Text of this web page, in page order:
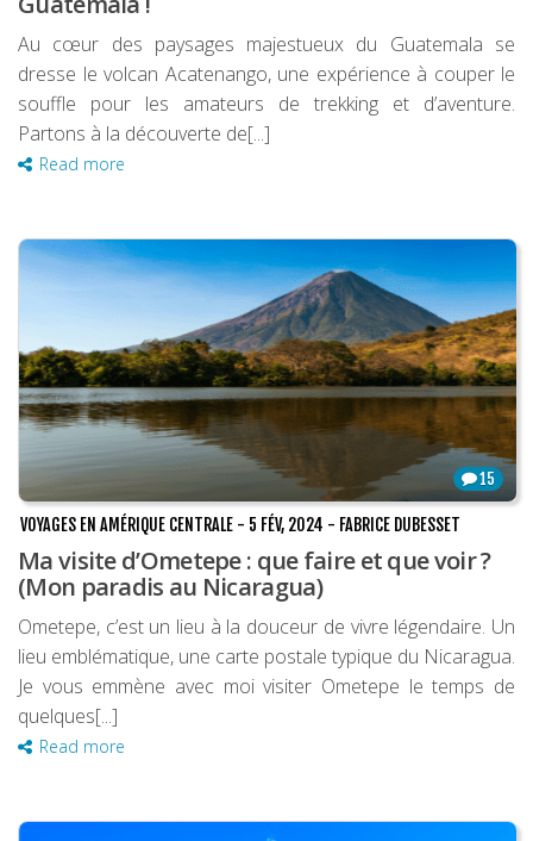
Au cœur des paysages majestueux du Guatemala se
dresse le volcan Acatenango, une expérience à couper le
souffle pour les amateurs de trekking et d’aventure.
Partons à la découverte de[...]
Read more
15
VOYAGES EN AMÉRIQUE CENTRALE - 5 FÉV, 2024 - FABRICE DUBESSET
Ma visite d’Ometepe : que faire et que voir ?
(Mon paradis au Nicaragua)
Ometepe, c’est un lieu à la douceur de vivre légendaire. Un
lieu emblématique, une carte postale typique du Nicaragua.
Je vous emmène avec moi visiter Ometepe le temps de
quelques[...]
Read more